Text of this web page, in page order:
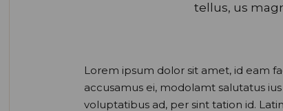
tellus, us
Lorem ipsum dolor sit amet, id eam
accusamus ei, modolamt salutatus
voluptatibus ad, per sint tation id.